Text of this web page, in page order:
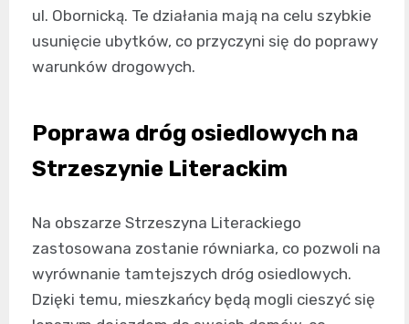
ul. Obornicką. Te działania mają na celu szybkie
usunięcie ubytków, co przyczyni się do poprawy
warunków drogowych.
Poprawa dróg osiedlowych na
Strzeszynie Literackim
Na obszarze Strzeszyna Literackiego
zastosowana zostanie równiarka, co pozwoli na
wyrównanie tamtejszych dróg osiedlowych.
Dzięki temu, mieszkańcy będą mogli cieszyć się